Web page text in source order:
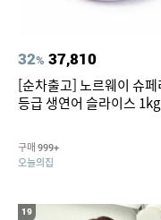
32% 37,810
[순차출고] 노르웨이 슈페
등급 생연어 슬라이스
구매 999+
오늘의집
19